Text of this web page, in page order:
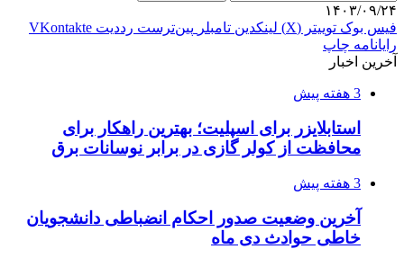
۱۴۰۳/۰۹/۲۴
فیس بوک توییتر (X) لینکدین ‫تامبلر ‫پین‌ترست ‫رددیت ‫VKontakte
رایانامه چاپ
آخرین اخبار
3 هفته پیش
استابلایزر برای اسپلیت؛ بهترین راهکار برای
محافظت از کولر گازی در برابر نوسانات برق
3 هفته پیش
آخرین وضعیت صدور احکام انضباطی دانشجویان
خاطی حوادث دی ماه